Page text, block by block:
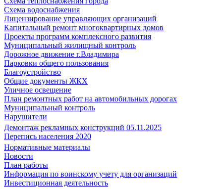
Схема водоснабжения
Лицензирование управляющих организаций
Капитальный ремонт многоквартирных домов
Проекты программ комплексного развития
Муниципальный жилищный контроль
Дорожное движение г.Владимира
Парковки общего пользования
Благоустройство
Общие документы ЖКХ
Уличное освещение
План ремонтных работ на автомобильных дорогах
Муниципальный контроль
Нарушители
Демонтаж рекламных конструкций 05.11.2025
Перепись населения 2020
Нормативные материалы
Новости
План работы
Информация по воинскому учету для организаций
Инвестиционная деятельность